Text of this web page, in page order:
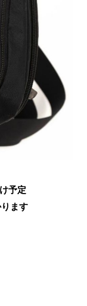
予定
ります